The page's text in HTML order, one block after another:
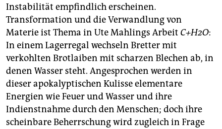
Instabilität empfindlich erscheinen.
Transformation und die Verwandlung von
Materie ist Thema in Ute Mahlings Arbeit C+H2O:
In einem Lagerregal wechseln Bretter mit
verkohlten Brotlaiben mit scharzen Blechen ab, in
denen Wasser steht. Angesprochen werden in
dieser apokalyptischen Kulisse elementare
Energien wie Feuer und Wasser und ihre
Indienstnahme durch den Menschen; doch ihre
scheinbare Beherrschung wird zugleich in Frage